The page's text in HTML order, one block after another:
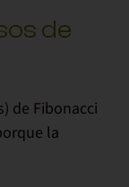
de
de Fibonacci
la